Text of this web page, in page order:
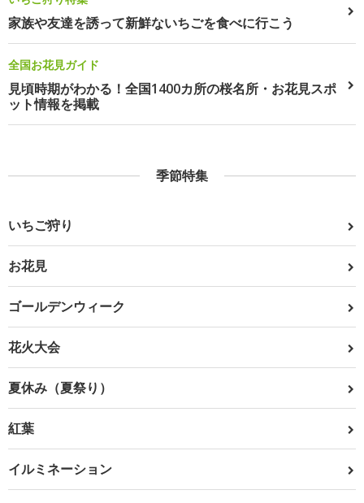
家族や友達を誘って新鮮ないちごを食べに行こう
全国お花見ガイド
見頃時期がわかる！全国1400カ所の桜名所・お花見スポ
ット情報を掲載
季節特集
いちご狩り
お花見
ゴールデンウィーク
花火大会
夏休み（夏祭り）
紅葉
イルミネーション